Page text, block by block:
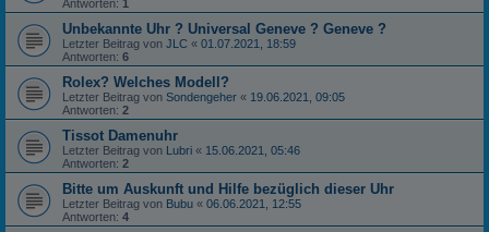
Antworten: 1
Unbekannte Uhr ? Universal Geneve ? Geneve ?
Letzter Beitrag von JLC « 01.07.2021, 18:59
Antworten: 6
Rolex? Welches Modell?
Letzter Beitrag von Sondengeher « 19.06.2021, 09:05
Antworten: 2
Tissot Damenuhr
Letzter Beitrag von Lubri « 15.06.2021, 05:46
Antworten: 2
Bitte um Auskunft und Hilfe bezüglich dieser Uhr
Letzter Beitrag von Bubu « 06.06.2021, 12:55
Antworten: 4